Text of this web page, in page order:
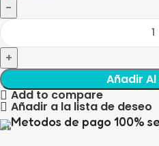
Añadir
Add to compare
Añadir a la lista de deseo
Metodos de pago 100%